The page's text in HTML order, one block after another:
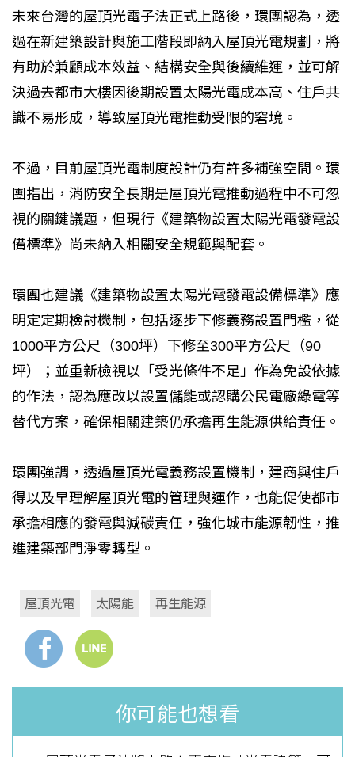
未來台灣的屋頂光電子法正式上路後，環團認為，透
過在新建築設計與施工階段即納入屋頂光電規劃，將
有助於兼顧成本效益、結構安全與後續維運，並可解
決過去都市大樓因後期設置太陽光電成本高、住戶共
識不易形成，導致屋頂光電推動受限的窘境。
不過，目前屋頂光電制度設計仍有許多補強空間。環
團指出，消防安全長期是屋頂光電推動過程中不可忽
視的關鍵議題，但現行《建築物設置太陽光電發電設
備標準》尚未納入相關安全規範與配套。
環團也建議《建築物設置太陽光電發電設備標準》應
明定定期檢討機制，包括逐步下修義務設置門檻，從
1000平方公尺（300坪）下修至300平方公尺（90
坪）；並重新檢視以「受光條件不足」作為免設依據
的作法，認為應改以設置儲能或認購公民電廠綠電等
替代方案，確保相關建築仍承擔再生能源供給責任。
環團強調，透過屋頂光電義務設置機制，建商與住戶
得以及早理解屋頂光電的管理與運作，也能促使都市
承擔相應的發電與減碳責任，強化城市能源韌性，推
進建築部門淨零轉型。
屋頂光電 太陽能 再生能源
你可能也想看